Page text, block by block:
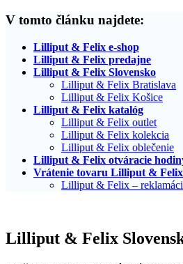
V tomto článku najdete:
Lilliput & Felix e-shop
Lilliput & Felix predajne
Lilliput & Felix Slovensko
Lilliput & Felix Bratislava
Lilliput & Felix Košice
Lilliput & Felix katalóg
Lilliput & Felix outlet
Lilliput & Felix kolekcia
Lilliput & Felix oblečenie
Lilliput & Felix otváracie
Vrátenie tovaru Lilliput & Felix
Lilliput & Felix –
Lilliput & Felix